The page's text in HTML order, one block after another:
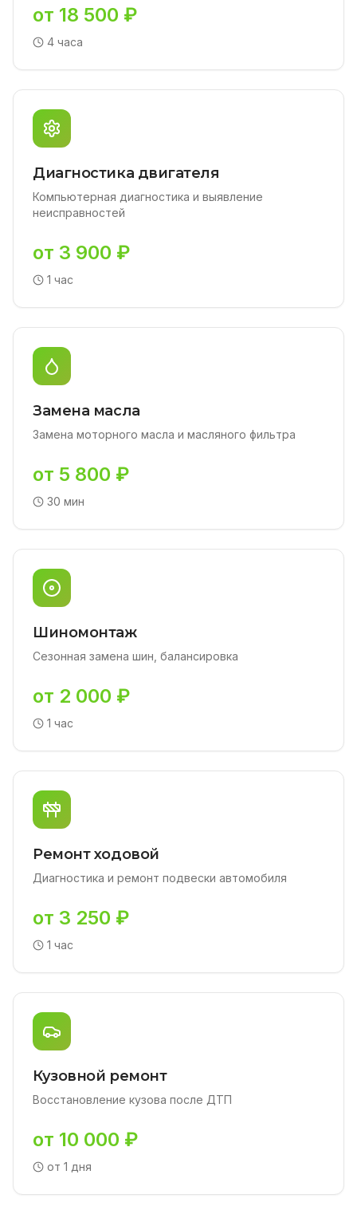
от 18 500 ₽
4 часа
Диагностика двигателя
Компьютерная диагностика и выявление
неисправностей
от 3 900 ₽
1 час
Замена масла
Замена моторного масла и масляного фильтра
от 5 800 ₽
30 мин
Шиномонтаж
Сезонная замена шин, балансировка
от 2 000 ₽
1 час
Ремонт ходовой
Диагностика и ремонт подвески автомобиля
от 3 250 ₽
1 час
Кузовной ремонт
Восстановление кузова после ДТП
от 10 000 ₽
от 1 дня